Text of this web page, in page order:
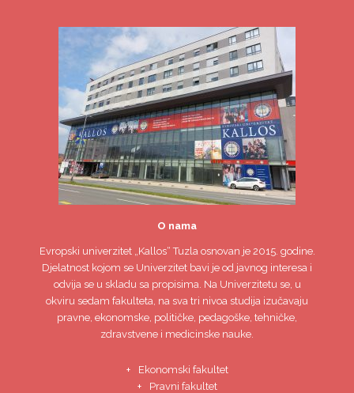
O nama
Evropski univerzitet„Kallos“ Tuzla osnovan je 2015. godine.
Djelatnost kojom se Univerzitet bavi je od javnog interesa i
odvija se u skladu sa propisima. Na Univerzitetu se, u
okviru sedam fakulteta, na sva tri nivoa studija izučavaju
pravne, ekonomske, političke, pedagoške, tehničke,
zdravstvene i medicinske nauke.
Ekonomski fakultet
Pravni fakultet